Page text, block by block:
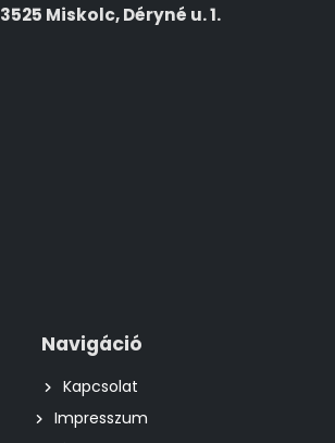
3525 Miskolc, Déryné u. 1.
Navigáció
Kapcsolat
Impresszum